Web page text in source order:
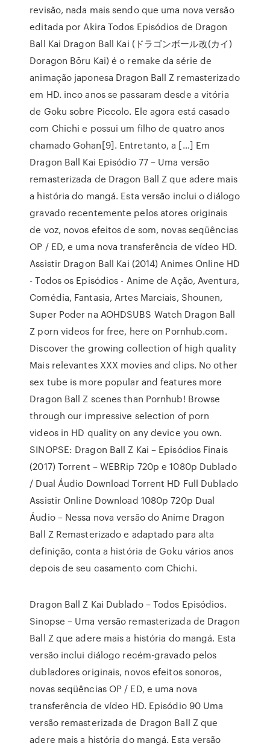
revisão, nada mais sendo que uma nova versão
editada por Akira Todos Episódios de Dragon
Ball Kai Dragon Ball Kai (ドラゴンボール改(カイ)
Doragon Bōru Kai) é o remake da série de
animação japonesa Dragon Ball Z remasterizado
em HD. inco anos se passaram desde a vitória
de Goku sobre Piccolo. Ele agora está casado
com Chichi e possui um filho de quatro anos
chamado Gohan[9]. Entretanto, a […] Em
Dragon Ball Kai Episódio 77 – Uma versão
remasterizada de Dragon Ball Z que adere mais
a história do mangá. Esta versão inclui o diálogo
gravado recentemente pelos atores originais
de voz, novos efeitos de som, novas seqüências
OP / ED, e uma nova transferência de vídeo HD.
Assistir Dragon Ball Kai (2014) Animes Online HD
- Todos os Episódios - Anime de Ação, Aventura,
Comédia, Fantasia, Artes Marciais, Shounen,
Super Poder na AOHDSUBS Watch Dragon Ball
Z porn videos for free, here on Pornhub.com.
Discover the growing collection of high quality
Mais relevantes XXX movies and clips. No other
sex tube is more popular and features more
Dragon Ball Z scenes than Pornhub! Browse
through our impressive selection of porn
videos in HD quality on any device you own.
SINOPSE: Dragon Ball Z Kai – Episódios Finais
(2017) Torrent – WEBRip 720p e 1080p Dublado
/ Dual Áudio Download Torrent HD Full Dublado
Assistir Online Download 1080p 720p Dual
Áudio – Nessa nova versão do Anime Dragon
Ball Z Remasterizado e adaptado para alta
definição, conta a história de Goku vários anos
depois de seu casamento com Chichi.
Dragon Ball Z Kai Dublado – Todos Episódios.
Sinopse – Uma versão remasterizada de Dragon
Ball Z que adere mais a história do mangá. Esta
versão inclui diálogo recém-gravado pelos
dubladores originais, novos efeitos sonoros,
novas seqüências OP / ED, e uma nova
transferência de vídeo HD. Episódio 90 Uma
versão remasterizada de Dragon Ball Z que
adere mais a história do mangá. Esta versão